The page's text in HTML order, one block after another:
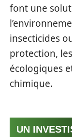
font une
insecticides
protection,
écologiques
chimique.
UN